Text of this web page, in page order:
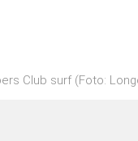
Club surf (Foto: